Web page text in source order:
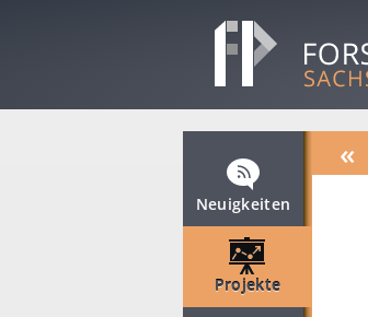
Neuigkeiten
Projekte
«